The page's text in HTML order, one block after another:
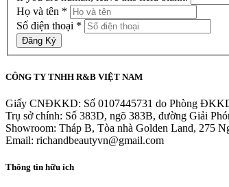
Họ và tên *
Số điện thoại *
Đăng Ký
CÔNG TY TNHH R&B VIỆT NAM
Giấy CNĐKKD: Số 0107445731 do Phòng
Trụ sở chính: Số 383D, ngõ 383B, đường Giải
Showroom: Tháp B, Tòa nhà Golden Land, 275
Email: richandbeautyvn@gmail.com
Thông tin hữu ích